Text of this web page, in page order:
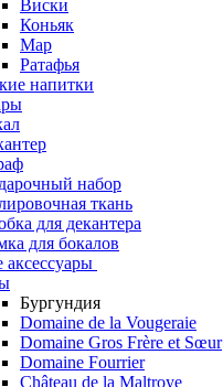
Виски
Коньяк
Мар
Ратафья
напитки
набор
ткань
для декантера
для бокалов
аксессуары
Бургундия
Domaine de la Vougeraie
Domaine Gros Frère et Sœur
Domaine Fourrier
Château de la Maltroye